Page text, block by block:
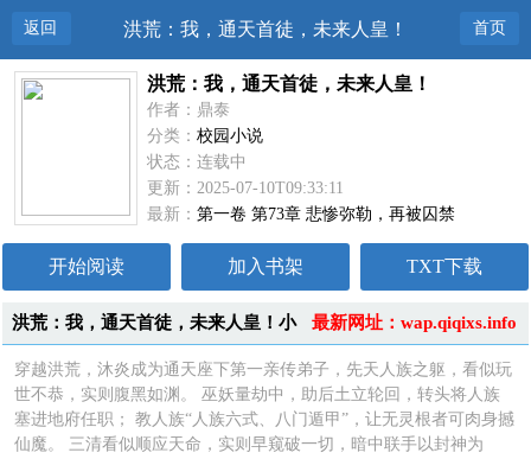
返回 洪荒：我，通天首徒，未来人皇！ 首页
洪荒：我，通天首徒，未来人皇！
作者：鼎泰
分类：校园小说
状态：连载中
更新：2025-07-10T09:33:11
最新：第一卷 第73章 悲惨弥勒，再被囚禁
开始阅读 加入书架 TXT下载
最新网址：wap.qiqixs.info
洪荒：我，通天首徒，未来人皇！小
说简介
穿越洪荒，沐炎成为通天座下第一亲传弟子，先天人族之躯，看似玩
世不恭，实则腹黑如渊。 巫妖量劫中，助后土立轮回，转头将人族
塞进地府任职； 教人族“人族六式、八门遁甲”，让无灵根者可肉身撼
仙魔。 三清看似顺应天命，实则早窥破一切，暗中联手以封神为